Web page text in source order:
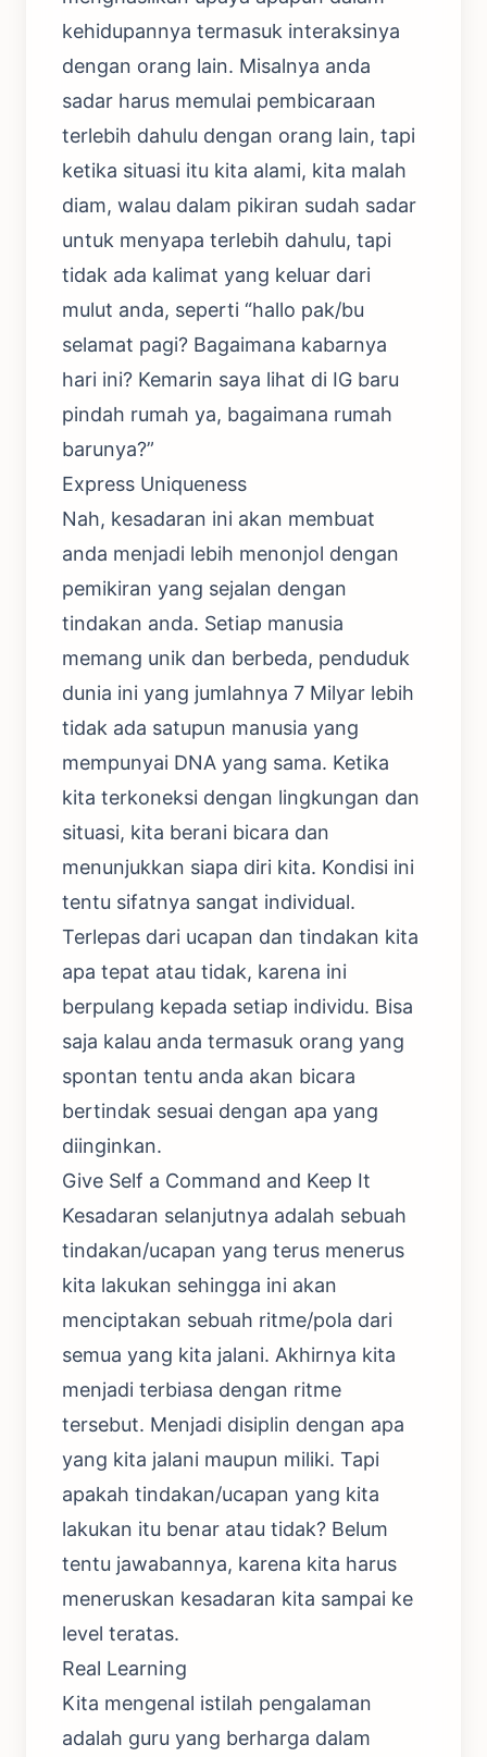
kehidupannya termasuk interaksinya
dengan orang lain. Misalnya anda
sadar harus memulai pembicaraan
terlebih dahulu dengan orang lain, tapi
ketika situasi itu kita alami, kita malah
diam, walau dalam pikiran sudah sadar
untuk menyapa terlebih dahulu, tapi
tidak ada kalimat yang keluar dari
mulut anda, seperti “hallo pak/bu
selamat pagi? Bagaimana kabarnya
hari ini? Kemarin saya lihat di IG baru
pindah rumah ya, bagaimana rumah
barunya?”
Express Uniqueness
Nah, kesadaran ini akan membuat
anda menjadi lebih menonjol dengan
pemikiran yang sejalan dengan
tindakan anda. Setiap manusia
memang unik dan berbeda, penduduk
dunia ini yang jumlahnya 7 Milyar lebih
tidak ada satupun manusia yang
mempunyai DNA yang sama. Ketika
kita terkoneksi dengan lingkungan dan
situasi, kita berani bicara dan
menunjukkan siapa diri kita. Kondisi ini
tentu sifatnya sangat individual.
Terlepas dari ucapan dan tindakan kita
apa tepat atau tidak, karena ini
berpulang kepada setiap individu. Bisa
saja kalau anda termasuk orang yang
spontan tentu anda akan bicara
bertindak sesuai dengan apa yang
diinginkan.
Give Self a Command and Keep It
Kesadaran selanjutnya adalah sebuah
tindakan/ucapan yang terus menerus
kita lakukan sehingga ini akan
menciptakan sebuah ritme/pola dari
semua yang kita jalani. Akhirnya kita
menjadi terbiasa dengan ritme
tersebut. Menjadi disiplin dengan apa
yang kita jalani maupun miliki. Tapi
apakah tindakan/ucapan yang kita
lakukan itu benar atau tidak? Belum
tentu jawabannya, karena kita harus
meneruskan kesadaran kita sampai ke
level teratas.
Real Learning
Kita mengenal istilah pengalaman
adalah guru yang berharga dalam